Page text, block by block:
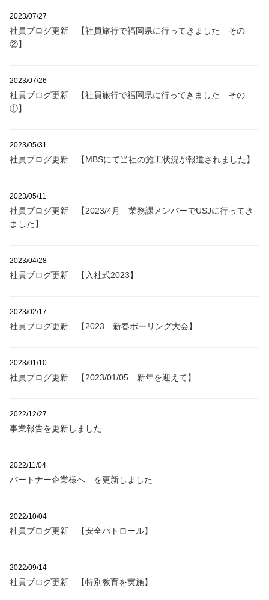
2023/07/27
社員ブログ更新 【社員旅行で福岡県に行ってきました その
②】
2023/07/26
社員ブログ更新 【社員旅行で福岡県に行ってきました その
①】
2023/05/31
社員ブログ更新 【MBSにて当社の施工状況が報道されました】
2023/05/11
社員ブログ更新 【2023/4月 業務課メンバーでUSJに行ってき
ました】
2023/04/28
社員ブログ更新 【入社式2023】
2023/02/17
社員ブログ更新 【2023 新春ボーリング大会】
2023/01/10
社員ブログ更新 【2023/01/05 新年を迎えて】
2022/12/27
事業報告を更新しました
2022/11/04
パートナー企業様へ を更新しました
2022/10/04
社員ブログ更新 【安全パトロール】
2022/09/14
社員ブログ更新 【特別教育を実施】